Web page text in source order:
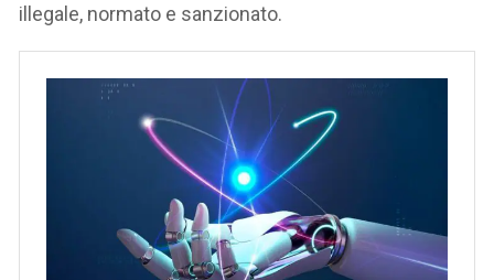
illegale, normato e sanzionato.